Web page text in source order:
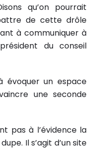
qu’on pourrait
de cette drôle
à communiquer à
du conseil
évoquer un espace
une seconde
pas à l’évidence la
Il s’agit d’un site